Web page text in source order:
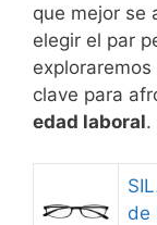
que mejor se
elegir el par
clave para
edad laboral.
de